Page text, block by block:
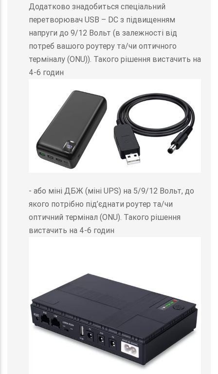
Додатково знадобиться спеціальний
перетворювач USB – DC з підвищенням
напруги до 9/12 Вольт (в залежності від
потреб вашого роутеру та/чи оптичного
терміналу (ONU)). Такого рішення вистачить на
4-6 годин
- або міні ДБЖ (міні UPS) на 5/9/12 Вольт, до
якого потрібно під’єднати роутер та/чи
оптичний термінал (ONU). Такого рішення
вистачить на 4-6 годин